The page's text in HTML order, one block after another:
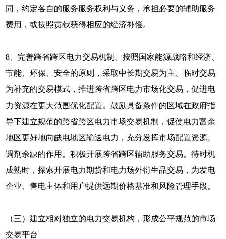
同，约定各自的服务服务权利与义务，承担必要的辅助服务
费用，或按照贡献获得相应的经济补偿。
8、完善跨省跨区电力交易机制。按照国家能源战略和经济、
节能、环保、安全的原则，采取中长期交易为主、临时交易
为补充的交易模式，推进跨省跨区电力市场化交易，促进电
力资源在更大范围优化配置。鼓励具备条件的区域在政府指
导下建立规范的跨省跨区电力市场交易机制，促使电力富余
地区更好地向缺电地区输送电力，充分发挥市场配置资源、
调剂余缺的作用。积极开展跨省跨区辅助服务交易。待时机
成熟时，探索开展电力期货和电力场外衍生品交易，为发电
企业、售电主体和用户提供远期价格基准和风险管理手段。
（三）建立相对独立的电力交易机构，形成公平规范的市场
交易平台